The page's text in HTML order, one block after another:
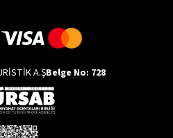
A.ŞBelge No: 728